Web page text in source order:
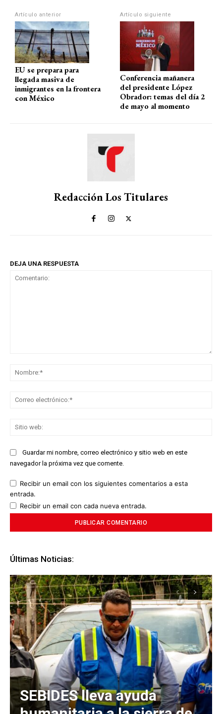
A
p
p
o
o
k
m
ar
tir
Artículo anterior
EU se prepara para
llegada masiva de
inmigrantes en la frontera
con México
Artículo siguiente
Conferencia mañanera
del presidente López
Obrador: temas del día 2
de mayo al momento
Redacción Los Titulares
DEJA UNA RESPUESTA
Guardar mi nombre, correo electrónico y sitio web en este
navegador la próxima vez que comente.
Recibir un email con los siguientes comentarios a esta
entrada.
Recibir un email con cada nueva entrada.
Últimas Noticias:
SEBIDES lleva ayuda